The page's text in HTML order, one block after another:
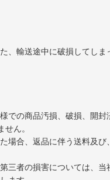
、輸送途中に破損してしま
での商品汚損、破損、開封
ん。
場合、返品に伴う送料及び
三者の損害については、当